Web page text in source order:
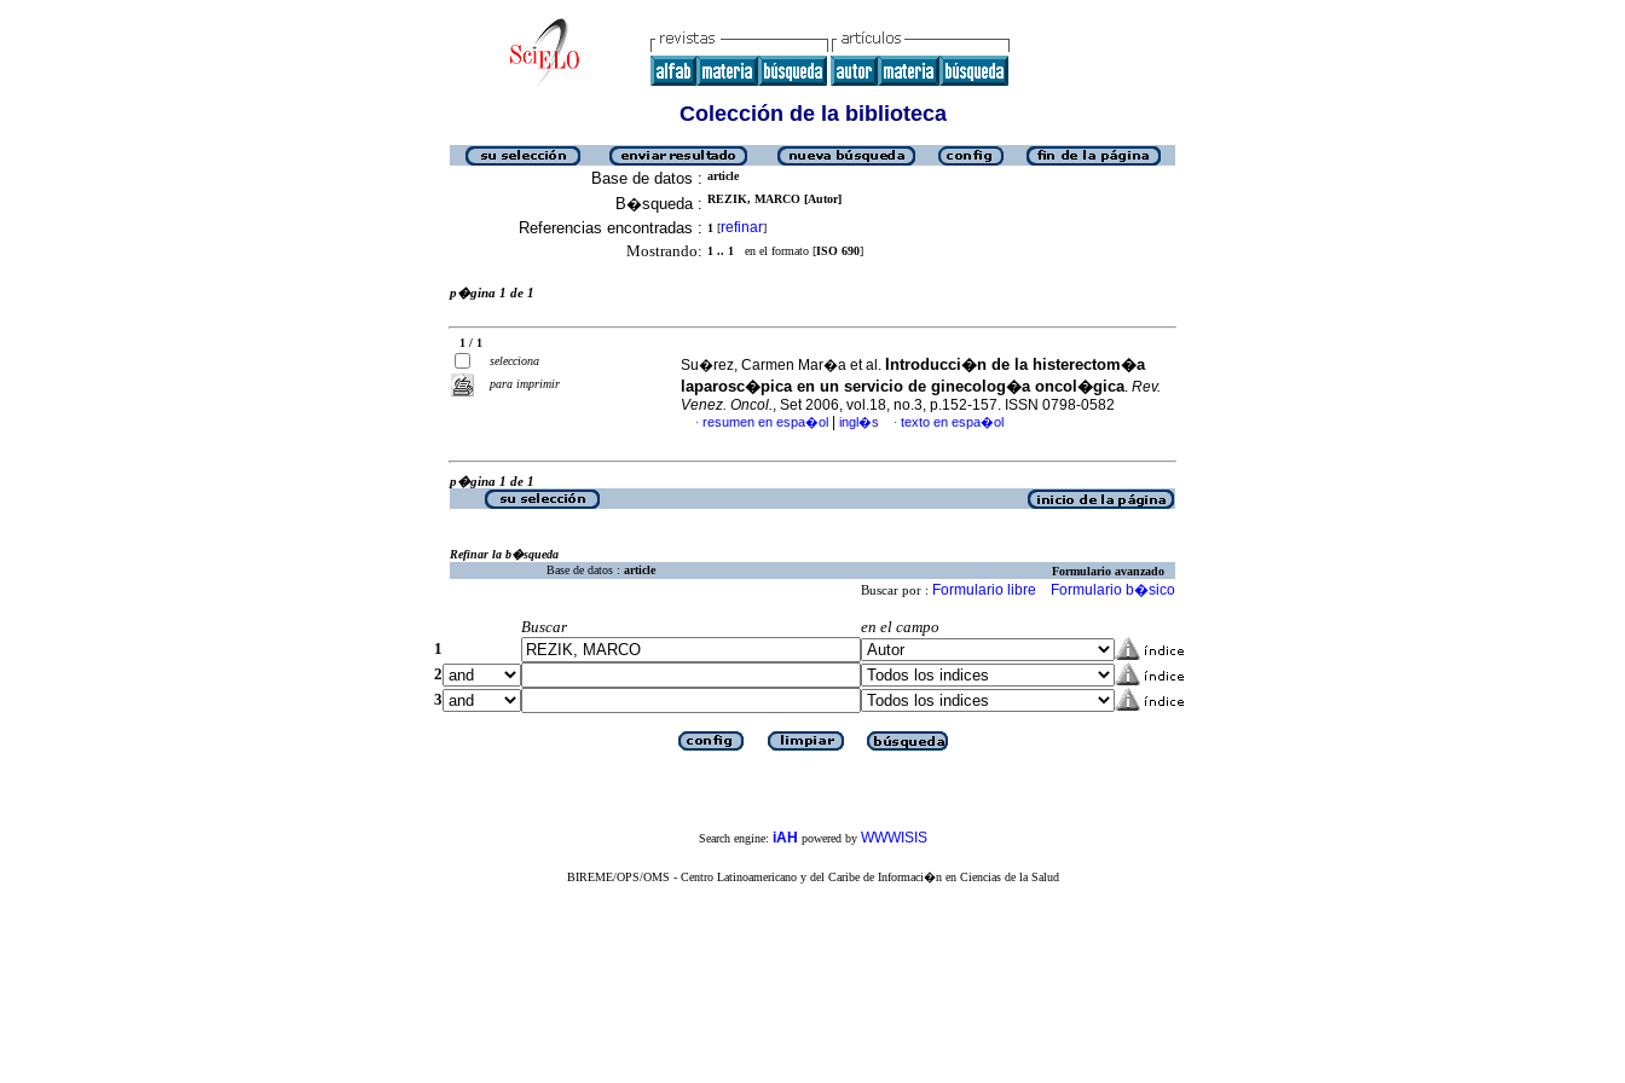
Colección de la biblioteca
Base de datos : article
B�squeda : REZIK, MARCO [Autor]
Referencias encontradas : 1 [refinar]
Mostrando: 1 .. 1 en el formato [ISO 690]
p�gina 1 de 1
1 / 1
selecciona
para imprimir
Su�rez, Carmen Mar�a et al. Introducci�n de la histerectom�a
laparosc�pica en un servicio de ginecolog�a oncol�gica. Rev.
Venez. Oncol., Set 2006, vol.18, no.3, p.152-157. ISSN 0798-0582
· resumen en espa�ol ingl�s · texto en espa�ol
p�gina 1 de 1
Refinar la b�squeda
Base de datos : article Formulario avanzado
Buscar por : Formulario libre Formulario b�sico
Buscar
en el campo
1
2
3
Search engine: iAH powered by WWWISIS
BIREME/OPS/OMS - Centro Latinoamericano y del Caribe de Informaci�n en Ciencias de la Salud